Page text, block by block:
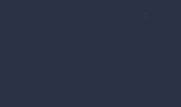
Политика о персональных